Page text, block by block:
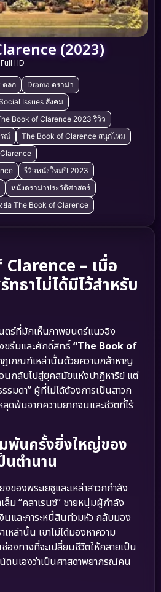
(2023)
Full HD
ตลก
Drama ดราม่า
Issues สังคม
Book of Clarence 2023 รีวิว
รณ์
The Book of Clarence สนุกไหม
รีวิวหนังใหม่ปี 2023
หนังดราม่าประวัติศาสตร์
งย่อ The Book of Clarence
– เมื่อ
ธาไม่ได้มีไว้สำหรับ
ตร์ที่มักเห็นภาพยนตร์แนวอิง
ขรึมและศักดิ์สิทธิ์“The Book of
เกณฑ์เหล่านั้นด้วยความกล้าหาญ
นกลับไปสู่ยุคสมัยแห่งปาฏิหาริย์ แต่
รมดา” ผู้ที่ไม่ได้ต้องการเป็นสาวก
ดพ้นจากความยากจนและชีวิตที่ไร้
มพันครั้งยิ่งใหญ่ของ
นตำนาน
ของพระเยซูและเหล่าสาวกกำลัง
ล็ม “คลาเรนซ์” ชายหนุ่มผู้กำลัง
และภาระหนี้สินท่วมหัว กลับมอง
หล่านั้น เขาไม่ได้มองหาความ
องทางที่จะเปลี่ยนชีวิตให้กลายเป็น
ตนเองว่าเป็นศาสดาพยากรณ์คน